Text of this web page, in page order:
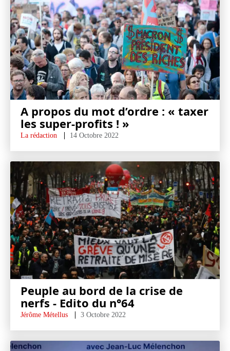
A propos du mot d’ordre : « taxer
les super-profits ! »
La rédaction 14 Octobre 2022
Peuple au bord de la crise de
nerfs - Edito du n°64
Jérôme Métellus 3 Octobre 2022